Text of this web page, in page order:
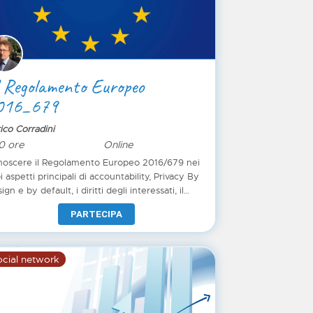
Europeo
Corradini
ore Online
il Regolamento Europeo 2016/679 nei
aspetti principali di accountability, Privacy By
e by default, i diritti degli interessati, il
dei trattamenti, la valutazione dell'impatto.
l'approccio al rischio, la valutazione del
breach.
PARTECIPA
network